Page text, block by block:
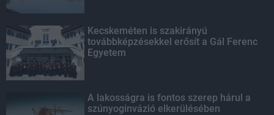
Kecskeméten is szakirányú
továbbképzésekkel erősít a Gál Ferenc
Egyetem
A lakosságra is fontos szerep hárul a
szúnyoginvázió elkerülésében